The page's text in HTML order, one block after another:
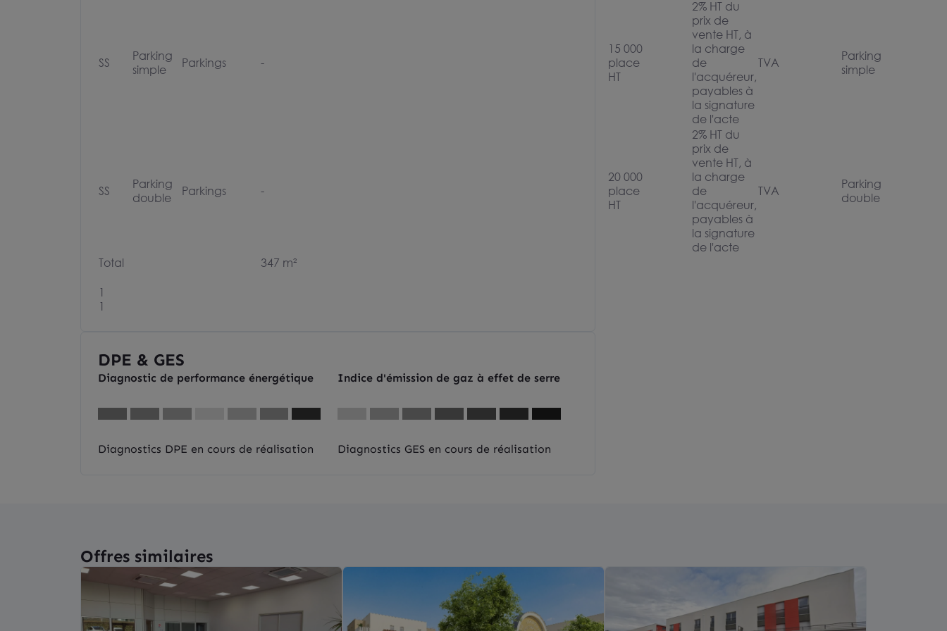
SS
Parking
simple
Parkings -
15 000
place
HT
2% HT du
prix de
vente HT, à
la charge
de
l'acquéreur,
payables à
la signature
de l'acte
TVA
Parking
simple
SS
Parking
double
Parkings -
20 000
place
HT
2% HT du
prix de
vente HT, à
la charge
de
l'acquéreur,
payables à
la signature
de l'acte
TVA
Parking
double
Total 347 m²
1
1
DPE & GES
Diagnostic de performance énergétique
Diagnostics DPE en cours de réalisation
Indice d'émission de gaz à effet de serre
Diagnostics GES en cours de réalisation
Offres similaires